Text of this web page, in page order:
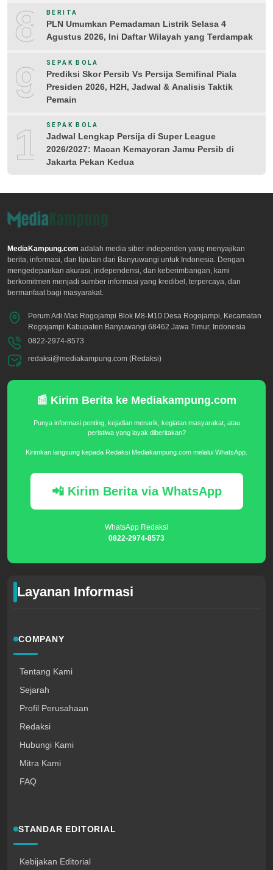
8 BERITA
PLN Umumkan Pemadaman Listrik Selasa 4
Agustus 2026, Ini Daftar Wilayah yang Terdampak
9 SEPAK BOLA
Prediksi Skor Persib Vs Persija Semifinal Piala
Presiden 2026, H2H, Jadwal & Analisis Taktik
Pemain
10SEPAK BOLA
Jadwal Lengkap Persija di Super League
2026/2027: Macan Kemayoran Jamu Persib di
Jakarta Pekan Kedua
MediaKampung.com adalah media siber independen yang menyajikan
berita, informasi, dan liputan dari Banyuwangi untuk Indonesia. Dengan
mengedepankan akurasi, independensi, dan keberimbangan, kami
berkomitmen menjadi sumber informasi yang kredibel, terpercaya, dan
bermanfaat bagi masyarakat.
Perum Adi Mas Rogojampi Blok M8-M10 Desa Rogojampi, Kecamatan
Rogojampi Kabupaten Banyuwangi 68462 Jawa Timur, Indonesia
0822-2974-8573
redaksi@mediakampung.com (Redaksi)
📰 Kirim Berita ke Mediakampung.com
Punya informasi penting, kejadian menarik, kegiatan masyarakat, atau
peristiwa yang layak diberitakan?
Kirimkan langsung kepada Redaksi Mediakampung.com melalui WhatsApp.
📲 Kirim Berita via WhatsApp
WhatsApp Redaksi
0822-2974-8573
Layanan Informasi
COMPANY
Tentang Kami
Sejarah
Profil Perusahaan
Redaksi
Hubungi Kami
Mitra Kami
FAQ
STANDAR EDITORIAL
Kebijakan Editorial